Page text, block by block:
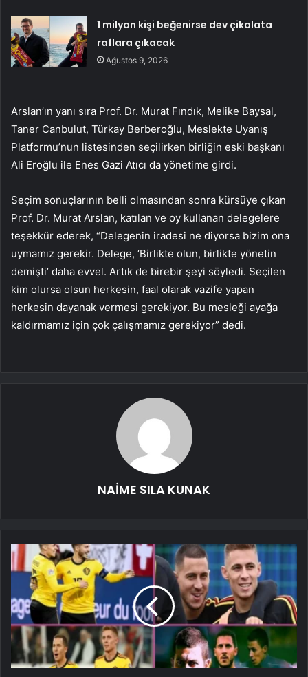
1 milyon kişi beğenirse dev çikolata
raflara çıkacak
Ağustos 9, 2026
Arslan’ın yanı sıra Prof. Dr. Murat Fındık, Melike Baysal,
Taner Canbulut, Türkay Berberoğlu, Meslekte Uyanış
Platformu’nun listesinden seçilirken birliğin eski başkanı
Ali Eroğlu ile Enes Gazi Atıcı da yönetime girdi.
Seçim sonuçlarının belli olmasından sonra kürsüye çıkan
Prof. Dr. Murat Arslan, katılan ve oy kullanan delegelere
teşekkür ederek, “Delegenin iradesi ne diyorsa bizim ona
uymamız gerekir. Delege, ‘Birlikte olun, birlikte yönetin
demişti’ daha evvel. Artık de birebir şeyi söyledi. Seçilen
kim olursa olsun herkesin, faal olarak vazife yapan
herkesin dayanak vermesi gerekiyor. Bu mesleği ayağa
kaldırmamız için çok çalışmamız gerekiyor” dedi.
NAİME SILA KUNAK